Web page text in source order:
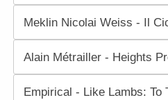
Meklin Nicolai Weiss - Il
Alain Métrailler - Heights
Empirical - Like Lambs: To